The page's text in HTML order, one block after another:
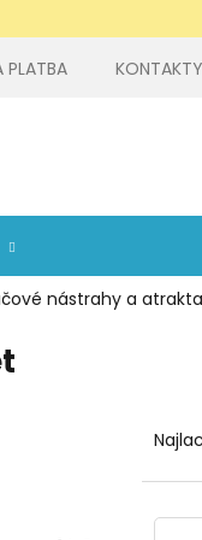
PLATBA KONTAKTY
nástrahy a
a
e
n